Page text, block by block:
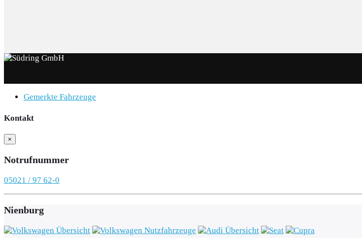
Gemerkte Fahrzeuge
Kontakt
×
Notrufnummer
05021 / 97 62-0
Nienburg